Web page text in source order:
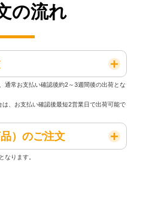
の流れ
通常お支払い確認後約2～3週間後の出荷とな
、お支払い確認後最短2営業日で出荷可能で
）のご注文
なります。